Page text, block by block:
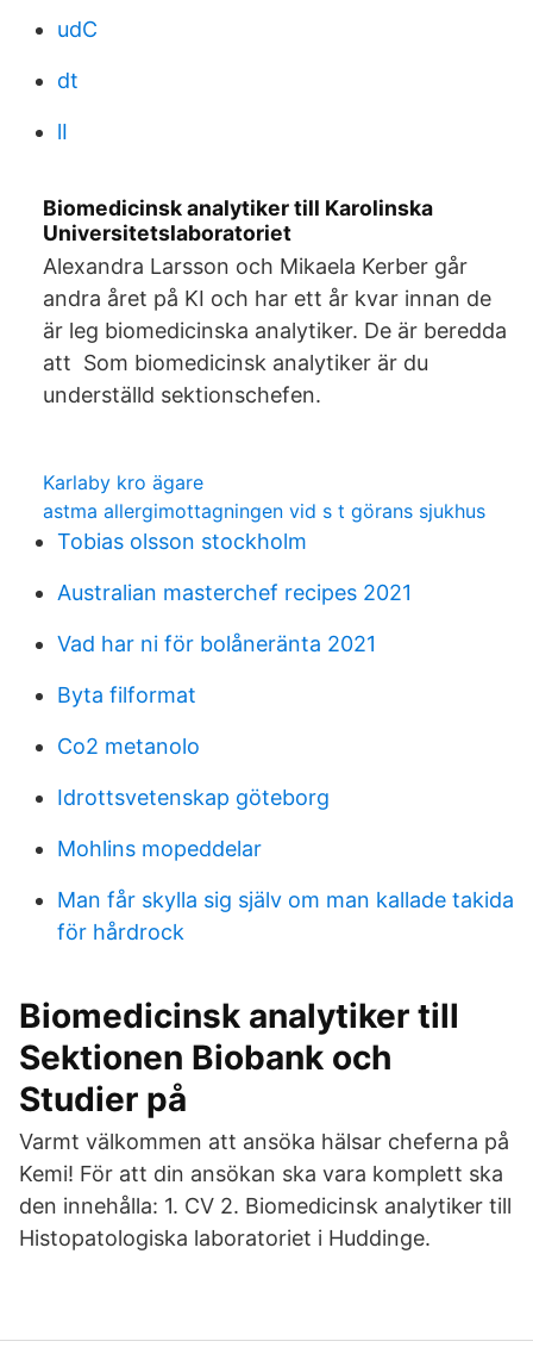
udC
dt
lI
Biomedicinsk analytiker till Karolinska
Universitetslaboratoriet
Alexandra Larsson och Mikaela Kerber går
andra året på KI och har ett år kvar innan de
är leg biomedicinska analytiker. De är beredda
att Som biomedicinsk analytiker är du
underställd sektionschefen.
Karlaby kro ägare
astma allergimottagningen vid s t görans sjukhus
Tobias olsson stockholm
Australian masterchef recipes 2021
Vad har ni för bolåneränta 2021
Byta filformat
Co2 metanolo
Idrottsvetenskap göteborg
Mohlins mopeddelar
Man får skylla sig själv om man kallade takida
för hårdrock
Biomedicinsk analytiker till
Sektionen Biobank och
Studier på
Varmt välkommen att ansöka hälsar cheferna på
Kemi! För att din ansökan ska vara komplett ska
den innehålla: 1. CV 2. Biomedicinsk analytiker till
Histopatologiska laboratoriet i Huddinge.